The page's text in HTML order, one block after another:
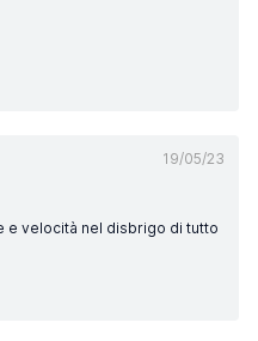
19/05/23
e velocità nel disbrigo di tutto